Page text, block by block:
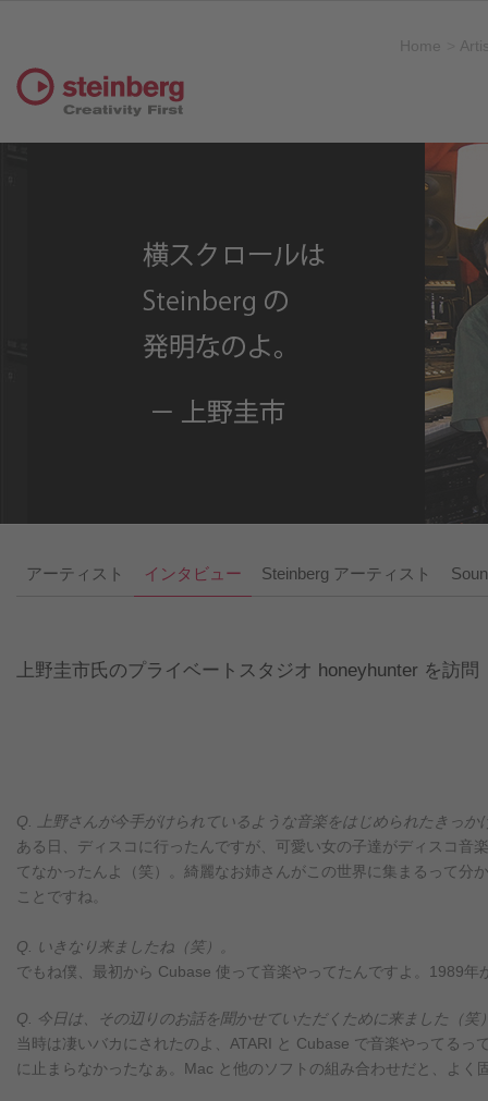
Home
アーティスト インタビュー Steinberg アーティスト
上野圭市氏のプライベートスタジオ honeyhunter を訪問
Q. 上野さんが今手がけられているような音楽をはじめられたきっか
ある日、ディスコに行ったんですが、可愛い女の子達がディスコ
てなかったんよ（笑）。綺麗なお姉さんがこの世界に集まるって
ことですね。
Q. いきなり来ましたね（笑）。
でもね僕、最初から Cubase 使って音楽やってたんですよ。1989
Q. 今日は、その辺りのお話を聞かせていただくために来ました（笑
当時は凄いバカにされたのよ、ATARI と Cubase で音楽やってる
に止まらなかったなぁ。Mac と他のソフトの組み合わせだと、よく